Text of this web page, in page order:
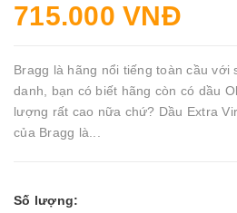
715.000 VNĐ
Bragg là hãng nổi tiếng toàn cầu với
danh, bạn có biết hãng còn có dầu
lượng rất cao nữa chứ? Dầu Extra
của Bragg là...
Số lượng: